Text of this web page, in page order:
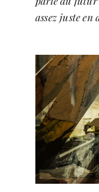
assez juste en